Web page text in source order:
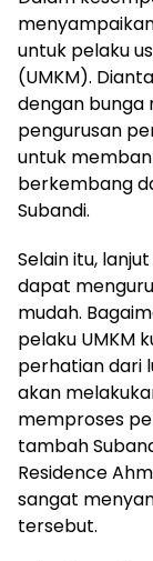
untuk pelaku
(UMKM).
dengan bunga
pengurusan
untuk
berkembang
Subandi.
Selain itu,
dapat
mudah.
pelaku UMKM
perhatian dari
akan
memproses
tambah
Residence
sangat
tersebut.